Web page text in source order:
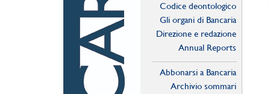
Codice deontologico
Gli organi di Bancaria
Direzione e redazione
Annual Reports
Abbonarsi a Bancaria
Archivio sommari